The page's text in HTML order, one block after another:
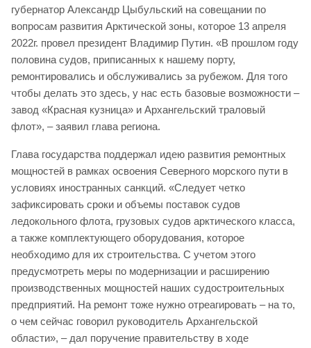
губернатор Александр Цыбульский на совещании по
вопросам развития Арктической зоны, которое 13 апреля
2022г. провел президент Владимир Путин. «В прошлом году
половина судов, приписанных к нашему порту,
ремонтировались и обслуживались за рубежом. Для того
чтобы делать это здесь, у нас есть базовые возможности –
завод «Красная кузница» и Архангельский траловый
флот», – заявил глава региона.
Глава государства поддержал идею развития ремонтных
мощностей в рамках освоения Северного морского пути в
условиях иностранных санкций. «Следует четко
зафиксировать сроки и объемы поставок судов
ледокольного флота, грузовых судов арктического класса,
а также комплектующего оборудования, которое
необходимо для их строительства. С учетом этого
предусмотреть меры по модернизации и расширению
производственных мощностей наших судостроительных
предприятий. На ремонт тоже нужно отреагировать – на то,
о чем сейчас говорил руководитель Архангельской
области», – дал поручение правительству в ходе